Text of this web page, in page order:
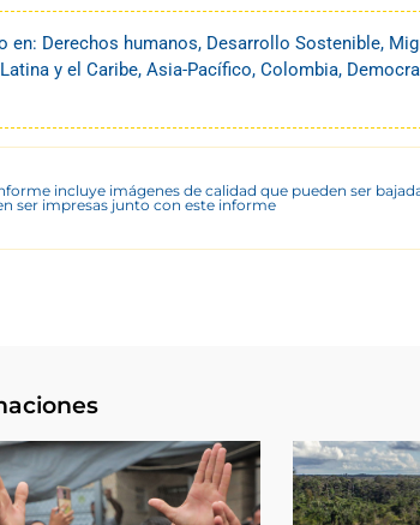
en: Derechos humanos, Desarrollo Sostenible,
y el Caribe, Asia-Pacífico, Colombia,
incluye imágenes de calidad que pueden ser
ser impresas junto con este informe